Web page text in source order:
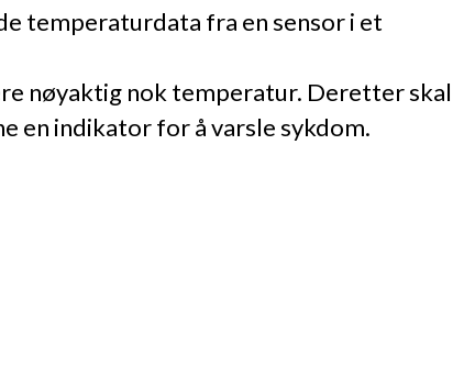
temperaturdata fra en sensor i et
nøyaktig nok temperatur. Deretter skal
en indikator for å varsle sykdom.